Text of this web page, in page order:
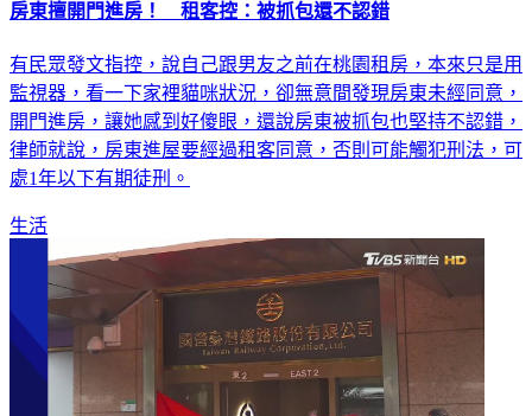
房東擅開門進房！ 租客控：被抓包還不認錯
有民眾發文指控，說自己跟男友之前在桃園租房，本來只是用
監視器，看一下家裡貓咪狀況，卻無意間發現房東未經同意，
開門進房，讓她感到好傻眼，還說房東被抓包也堅持不認錯，
律師就說，房東進屋要經過租客同意，否則可能觸犯刑法，可
處1年以下有期徒刑。
生活